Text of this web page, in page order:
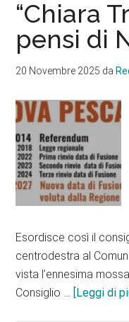
“Chiara
pensi di
20 Novembre 2025 da
Esordisce così il
centrodestra al
vista l’ennesima
Consiglio … [Leggi di